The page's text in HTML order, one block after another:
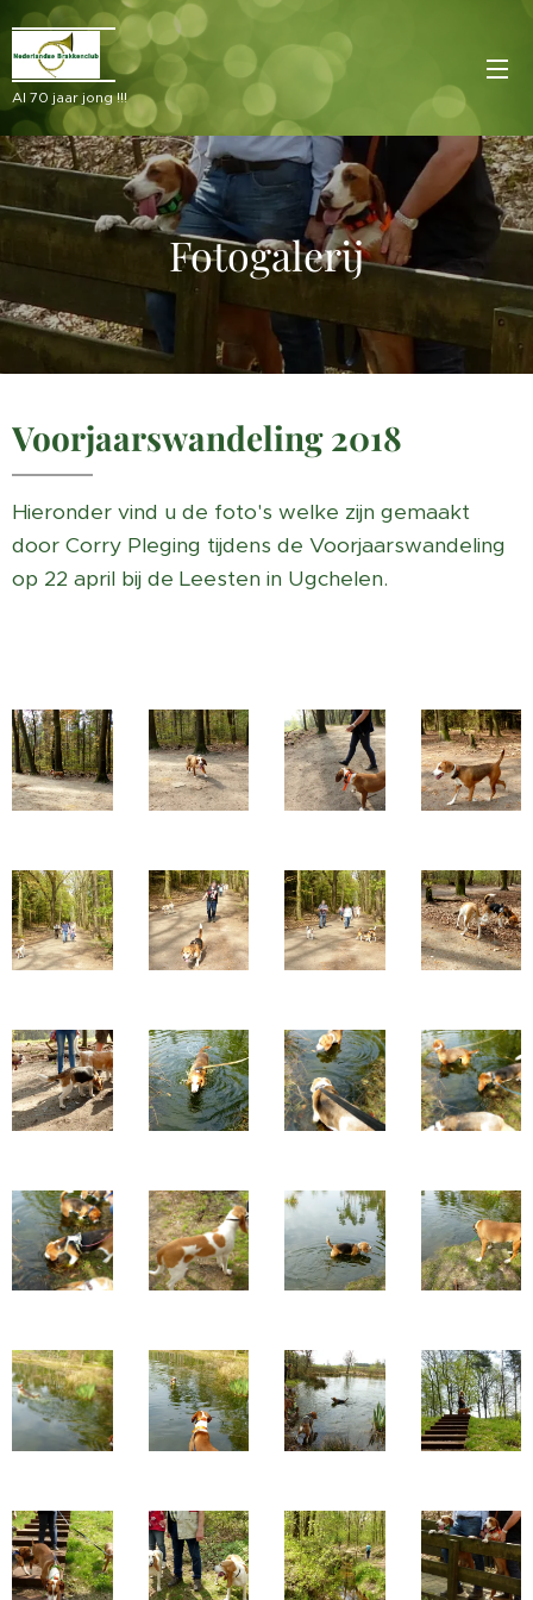
Al 70 jaar jong !!!
Fotogalerij
Voorjaarswandeling 2018
Hieronder vind u de foto's welke zijn gemaakt
door Corry Pleging tijdens de Voorjaarswandeling
op 22 april bij de Leesten in Ugchelen.